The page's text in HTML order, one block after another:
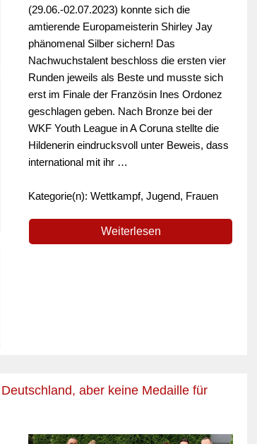
(29.06.-02.07.2023) konnte sich die
amtierende Europameisterin Shirley Jay
phänomenal Silber sichern! Das
Nachwuchstalent beschloss die ersten vier
Runden jeweils als Beste und musste sich
erst im Finale der Französin Ines Ordonez
geschlagen geben. Nach Bronze bei der
WKF Youth League in A Coruna stellte die
Hildenerin eindrucksvoll unter Beweis, dass
international mit ihr …
Kategorie(n): Wettkampf, Jugend, Frauen
Weiterlesen
aber keine Medaille für